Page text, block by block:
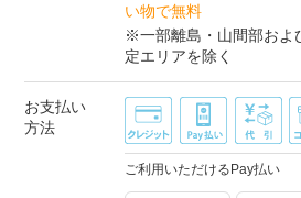
い物で無料
※一部離島・山間部およ
定エリアを除く
お支払い
方法
ご利用いただけるPay払い